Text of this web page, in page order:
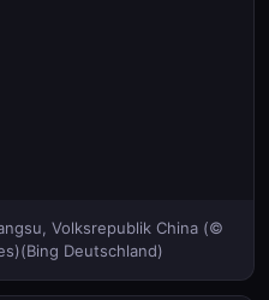
Volksrepublik China (©
Deutschland)